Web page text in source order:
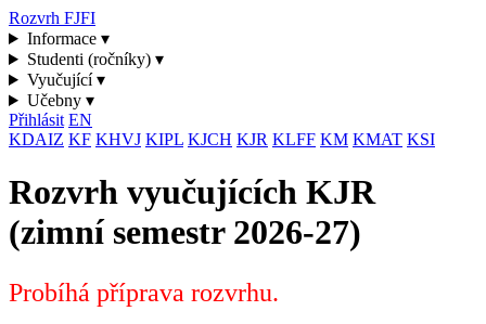
Rozvrh FJFI
Informace ▾
Studenti (ročníky) ▾
Vyučující ▾
Učebny ▾
Přihlásit EN
KDAIZ KF KHVJ KIPL KJCH KJR KLFF KM KMAT KSI
Rozvrh vyučujících KJR
(zimní semestr 2026-27)
Probíhá příprava rozvrhu.